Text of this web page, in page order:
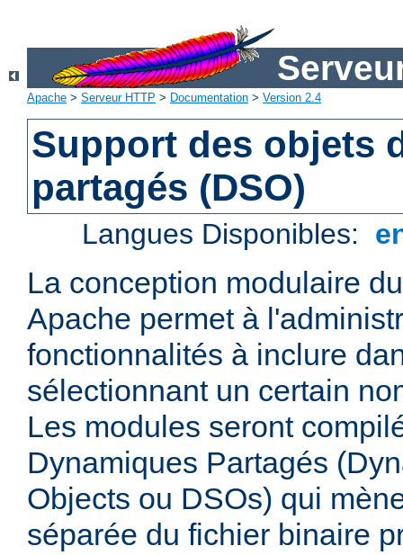
Apache > Serveur HTTP > Documentation > Version 2.4
Support des objets
partagés (DSO)
Langues Disponibles:
La conception modulaire
Apache permet à
fonctionnalités à inclure
sélectionnant un certain
Les modules seront
Dynamiques Partagés
Objects ou DSOs) qui
séparée du fichier binaire